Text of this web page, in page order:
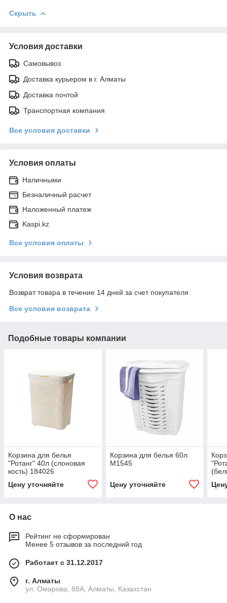
Скрыть
Условия доставки
Самовывоз
Доставка курьером в г. Алматы
Доставка почтой
Транспортная компания
Все условия доставки
Условия оплаты
Наличными
Безналичный расчет
Наложенный платеж
Kaspi.kz
Все условия оплаты
Условия возврата
Возврат товара в течение 14 дней за счет покупателя
Все условия возврата
Подобные товары компании
Корзина для белья
"Ротанг" 40л (слоновая
кость) 184026
Цену уточняйте
Корзина для белья 60л
М1545
Цену уточняйте
О нас
Рейтинг не сформирован
Менее 5 отзывов за последний год
Работает с 31.12.2017
г. Алматы
ул. Омарова, 88А, Алматы, Казахстан